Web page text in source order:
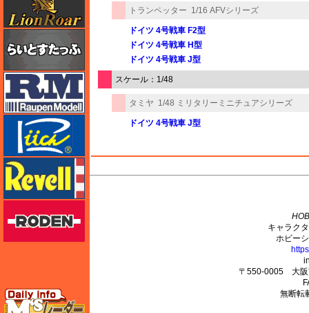
トランペッター 1/16 AFVシリーズ
ドイツ 4号戦車 F2型
ドイツ 4号戦車 H型
ドイツ 4号戦車 J型
スケール：1/48
タミヤ 1/48 ミリタリーミニチュアシリーズ
ドイツ 4号戦車 J型
らいとすたっふ
ラウペンモデル
リッチモデル
M's PLUS
キャラク
ホビー
〒550-0005 大阪
無断転